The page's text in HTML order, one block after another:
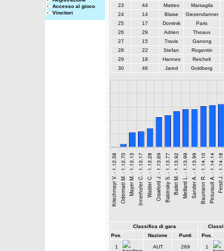
Accesso al gioco
Vincitori
23
44 Matteo
Marsaglia
24
14 Blaise
Giezendanner
25
17 Dominik
Paris
26
29 Adrien
Theaux
27
15 Travis
Ganong
28
22 Stefan
Rogentin
29
18 Hannes
Reichelt
30
46 Jared Goldberg
Classifica di gara
Pos.
Nazione Punti
1 AUT 269
Pos.
1